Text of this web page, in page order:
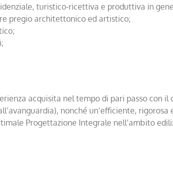
turistico-ricettiva e produttiva in
pregio architettonico ed artistico;
acquisita nel tempo di pari passo con
nonché un’efficiente,
Progettazione Integrale nell’ambito